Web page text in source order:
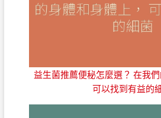
益生菌推薦便秘怎麼選？ 在我
可以找到有益的